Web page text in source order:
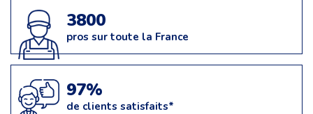
3800
pros sur toute la France
97%
de clients satisfaits*